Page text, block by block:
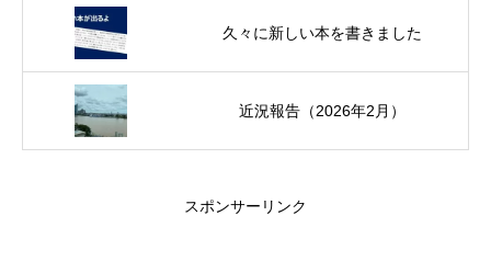
久々に新しい本を書きました
近況報告（2026年2月）
スポンサーリンク